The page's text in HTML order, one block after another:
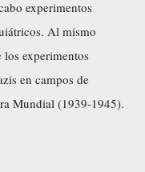
experimentos
Al mismo
experimentos
en campos de
Mundial (1939-1945).